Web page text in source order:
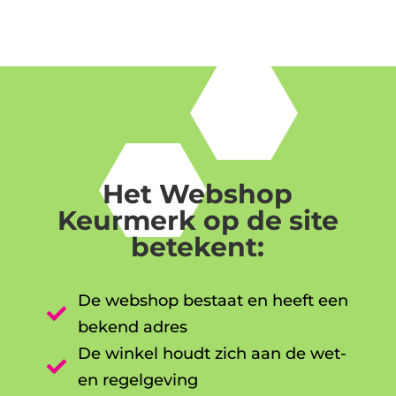
Het Webshop
Keurmerk op de site
betekent:

De webshop bestaat en heeft een
bekend adres

De winkel houdt zich aan de wet-
en regelgeving